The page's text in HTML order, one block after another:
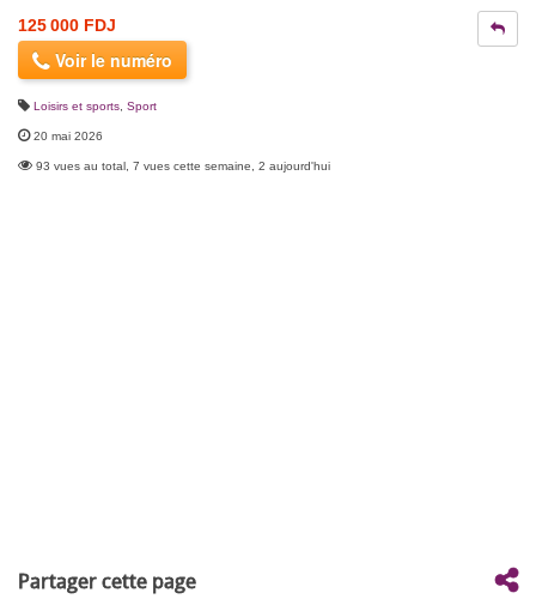
125 000 FDJ
Voir le numéro
Loisirs et sports Sport
20 mai 2026
93 vues au total, 7 vues cette semaine, 2 aujourd'hui
Partager cette page